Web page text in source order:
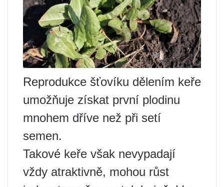
Reprodukce šťovíku dělením keře
umožňuje získat první plodinu
mnohem dříve než při setí
semen.
Takové keře však nevypadají
vždy atraktivně, mohou růst